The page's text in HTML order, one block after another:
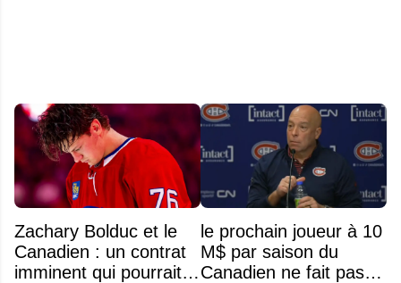
Zachary Bolduc et le
Canadien : un contrat
imminent qui pourrait
le prochain joueur à 10
M$ par saison du
Canadien ne fait pas